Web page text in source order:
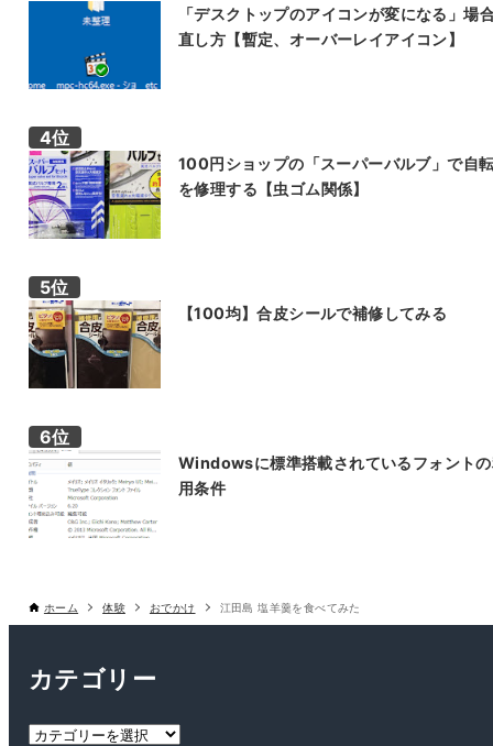
「デスクトップのアイコンが変になる」場
直し方【暫定、オーバーレイアイコン】
100円ショップの「スーパーバルブ」で自
を修理する【虫ゴム関係】
【100均】合皮シールで補修してみる
Windowsに標準搭載されているフォント
用条件
ホーム 体験 おでかけ 江田島 塩羊羹を食べてみた
カテゴリー
カ